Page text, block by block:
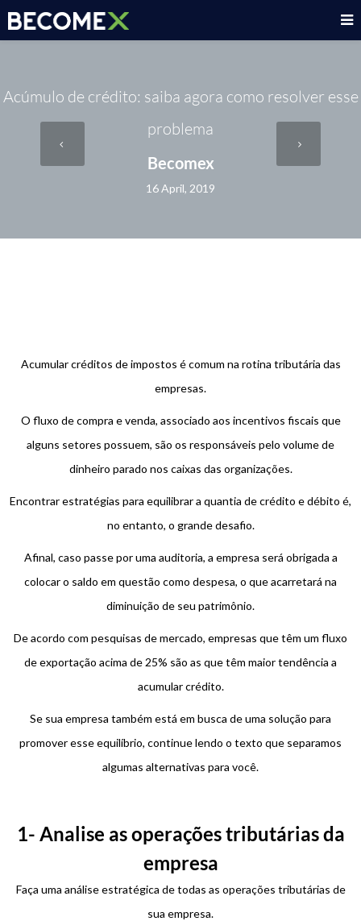
Acúmulo de crédito: saiba agora como resolver esse
problema
Becomex
16 April, 2019
Acumular créditos de impostos é comum na rotina tributária das
empresas.
O fluxo de compra e venda, associado aos incentivos fiscais que
alguns setores possuem, são os responsáveis pelo volume de
dinheiro parado nos caixas das organizações.
Encontrar estratégias para equilibrar a quantia de crédito e débito é,
no entanto, o grande desafio.
Afinal, caso passe por uma auditoria, a empresa será obrigada a
colocar o saldo em questão como despesa, o que acarretará na
diminuição de seu patrimônio.
De acordo com pesquisas de mercado, empresas que têm um fluxo
de exportação acima de 25% são as que têm maior tendência a
acumular crédito.
Se sua empresa também está em busca de uma solução para
promover esse equilíbrio, continue lendo o texto que separamos
algumas alternativas para você.
1- Analise as operações tributárias da
empresa
Faça uma análise estratégica de todas as operações tributárias de
sua empresa.